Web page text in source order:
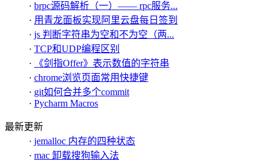
· brpc源码解析（一）—— rpc服务...
· 用青龙面板实现阿里云盘每日签到
· js 判断字符串为空和不为空（两...
· TCP和UDP编程区别
·
《剑指Offer》表示数值的字符串
· chrome浏览页面常用快捷键
· git如何合并多个commit
· Pycharm Macros
最新更新
· jemalloc 内存的四种状态
· mac 卸载搜狗输入法